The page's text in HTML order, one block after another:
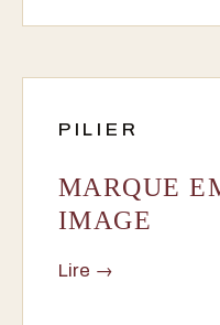
PILIER
MARQUE
IMAGE
Lire →